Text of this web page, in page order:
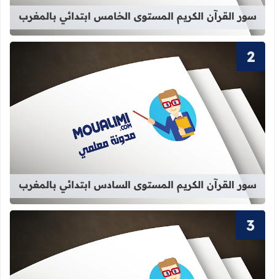
سور القرآن الكريم المستوى الخامس ابتدائي بالمغرب
قراءة المزيد عن سور القرآن
سور القرآن الكريم المستوى السادس ابتدائي بالمغرب